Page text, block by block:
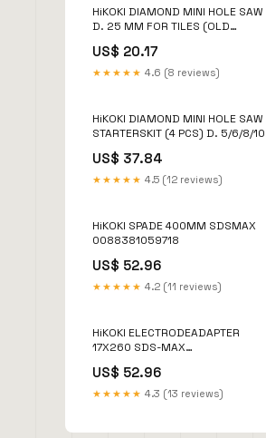
HiKOKI DIAMOND MINI HOLE SAW
D. 25 MM FOR TILES (OLD
US$ 20.17
★★★★★ 4.6 (8 reviews)
HiKOKI DIAMOND MINI HOLE SAW
STARTERSKIT (4 PCS) D. 5/6/8/10
Keukenbijl
US$ 37.84
★★★★★ 4.5 (12 reviews)
HiKOKI SPADE 400MM SDSMAX
0088381059718
US$ 52.96
★★★★★ 4.2 (11 reviews)
HiKOKI ELECTRODEADAPTER
17X260 SDS-MAX
US$ 52.96
★★★★★ 4.3 (13 reviews)